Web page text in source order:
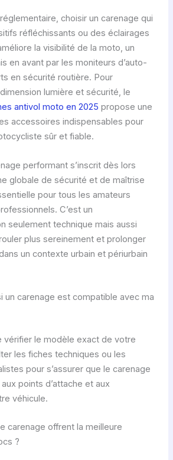
choisir un carenage qui
réfléchissants ou des éclairages
la visibilité de la moto, un
en avant par les moniteurs d’auto-
en sécurité routière. Pour
lumière et sécurité, le
antivol moto en 2025 propose une
accessoires indispensables pour
sûr et fiable.
performant s’inscrit dès lors
globale de sécurité et de maîtrise
pour tous les amateurs
C’est un
seulement technique mais aussi
plus sereinement et prolonger
un contexte urbain et périurbain
un carenage est compatible avec ma
vérifier le modèle exact de votre
les fiches techniques ou les
pour s’assurer que le carenage
points d’attache et aux
véhicule.
carenage offrent la meilleure
?